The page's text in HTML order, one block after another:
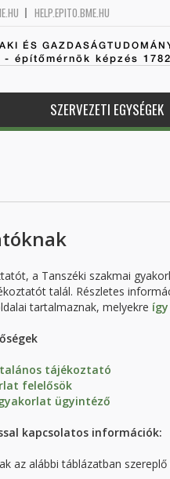
HELP.EPITO.BME.HU
ÉS
építőmérnök képzés
SZERVEZETI EGYSÉGEK
a Tanszéki szakmai
talál. Részletes
tartalmaznak, melyekre
tájékoztató
felelősök
ügyintéző
kapcsolatos információk:
az alábbi táblázatban